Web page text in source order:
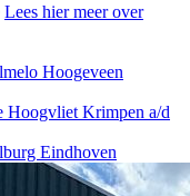
Lees hier meer over
Hoogeveen
Hoogvliet Krimpen a/d
Eindhoven